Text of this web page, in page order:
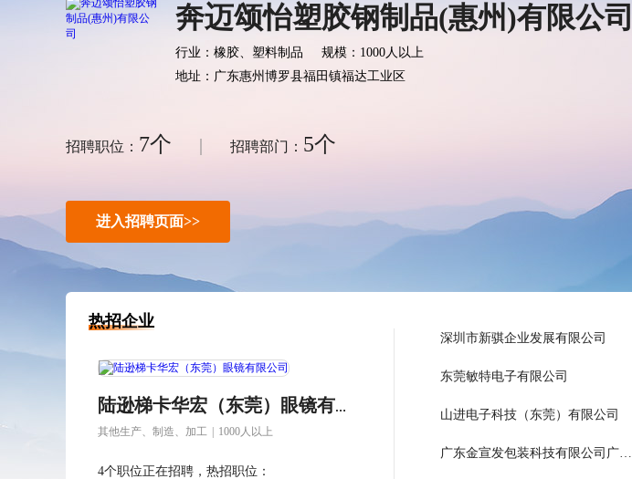
奔迈颂怡塑胶钢制品(惠州)有限公司
行业：橡胶、塑料制品
规模：1000人以上
地址：广东惠州博罗县福田镇福达工业区
招聘职位： 7个 | 招聘部门： 5个
进入招聘页面>>
热招企业
陆逊梯卡华宏（东莞）眼镜有限公司
其他生产、制造、加工
1000人以上
4个职位正在招聘，热招职位：
深圳市新骐企业发展有限公司
东莞敏特电子有限公司
山进电子科技（东莞）有限公司
广东金宣发包装科技有限公司广州分公司